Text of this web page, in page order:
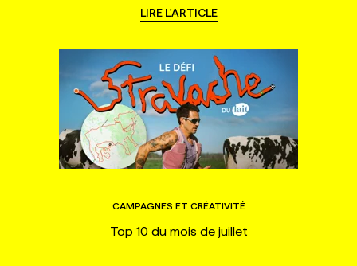
LIRE L'ARTICLE
CAMPAGNES ET CRÉATIVITÉ
Top 10 du mois de juillet